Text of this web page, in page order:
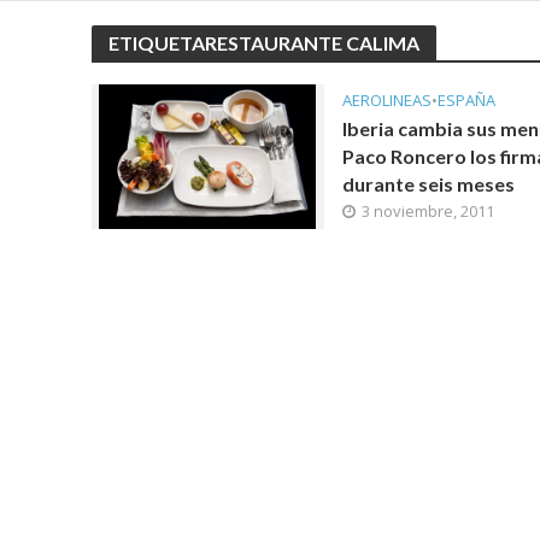
ETIQUETARESTAURANTE CALIMA
AEROLINEAS•ESPAÑA
Iberia cambia sus
Paco Roncero los
durante seis meses
3 noviembre, 2011